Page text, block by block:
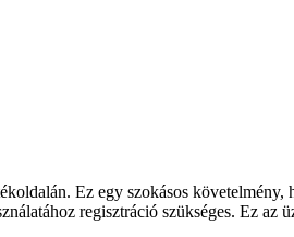
Ez egy szokásos
regisztráció szükséges. Ez